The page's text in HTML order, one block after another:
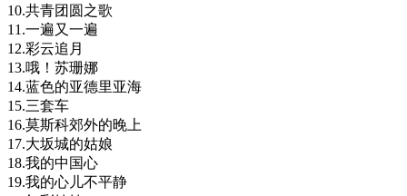
10.共青团圆之歌
11.一遍又一遍
12.彩云追月
13.哦！苏珊娜
14.蓝色的亚德里亚海
15.三套车
16.莫斯科郊外的晚上
17.大坂城的姑娘
18.我的中国心
19.我的心儿不平静